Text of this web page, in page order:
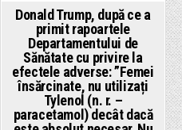
Vă
spunem
noi
ce
s-
a
întâmplat
de
fapt!
Eșec
al
alianței
Donald Trump, după ce a
primit rapoartele
Departamentului de
Sănătate cu privire la
efectele adverse: ”Femei
însărcinate, nu utilizați
Tylenol (n. r. –
paracetamol) decât dacă